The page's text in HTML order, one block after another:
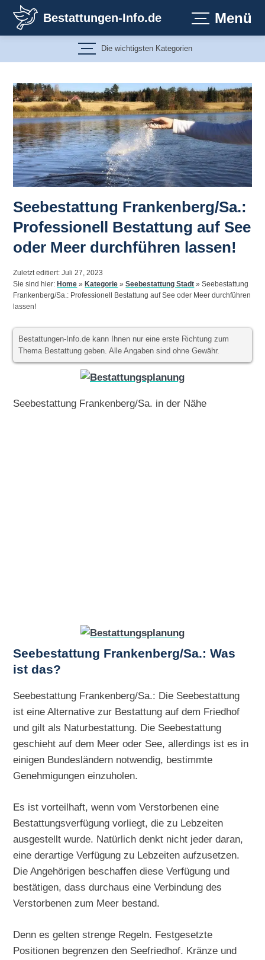
Inhalt
springen
Bestattungen-Info.de Menü
Die wichtigsten Kategorien
Seebestattung Frankenberg/Sa.:
Professionell Bestattung auf See
oder Meer durchführen lassen!
Zuletzt editiert: Juli 27, 2023
Sie sind hier: Home » Kategorie »Seebestattung Stadt »Seebestattung
Frankenberg/Sa.: Professionell Bestattung auf See oder Meer durchführen
lassen!
Bestattungen-Info.de kann Ihnen nur eine erste Richtung zum
Thema Bestattung geben. Alle Angaben sind ohne Gewähr.
Seebestattung Frankenberg/Sa. in der Nähe
Seebestattung Frankenberg/Sa.: Was
ist das?
Seebestattung Frankenberg/Sa.: Die Seebestattung
ist eine Alternative zur Bestattung auf dem Friedhof
und gilt als Naturbestattung. Die Seebestattung
geschieht auf dem Meer oder See, allerdings ist es in
einigen Bundesländern notwendig, bestimmte
Genehmigungen einzuholen.
Es ist vorteilhaft, wenn vom Verstorbenen eine
Bestattungsverfügung vorliegt, die zu Lebzeiten
ausgestellt wurde. Natürlich denkt nicht jeder daran,
eine derartige Verfügung zu Lebzeiten aufzusetzen.
Die Angehörigen beschaffen diese Verfügung und
bestätigen, dass durchaus eine Verbindung des
Verstorbenen zum Meer bestand.
Denn es gelten strenge Regeln. Festgesetzte
Positionen begrenzen den Seefriedhof. Kränze und